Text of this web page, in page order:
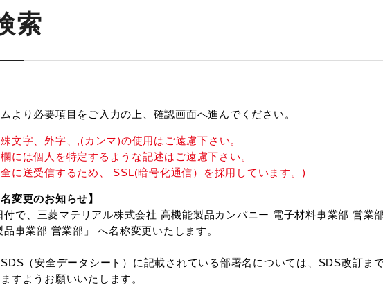
索
より必要項目をご入力の上、確認画面へ進んでください。
文字、外字、,(カンマ)の使用はご遠慮下さい。
には個人を特定するような記述はご遠慮下さい。
に送受信するため、 SSL(暗号化通信）を採用しています。)
変更のお知らせ】
付で、三菱マテリアル株式会社 高機能製品カンパニー 電子材料事業部 営業
事業部 営業部」 へ名称変更いたします。
（安全データシート）に記載されている部署名については、SDS改訂ま
すようお願いいたします。